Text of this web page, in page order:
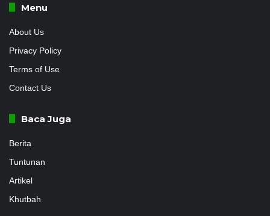
Menu
About Us
Privacy Policy
Terms of Use
Contact Us
Baca Juga
Berita
Tuntunan
Artikel
Khutbah